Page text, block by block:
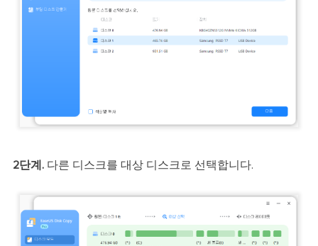
2단계.다른 디스크를 대상 디스크로 선택합니다.